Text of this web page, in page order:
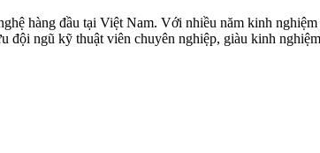
hàng đầu tại Việt Nam. Với nhiều năm kinh
ngũ kỹ thuật viên chuyên nghiệp, giàu kinh